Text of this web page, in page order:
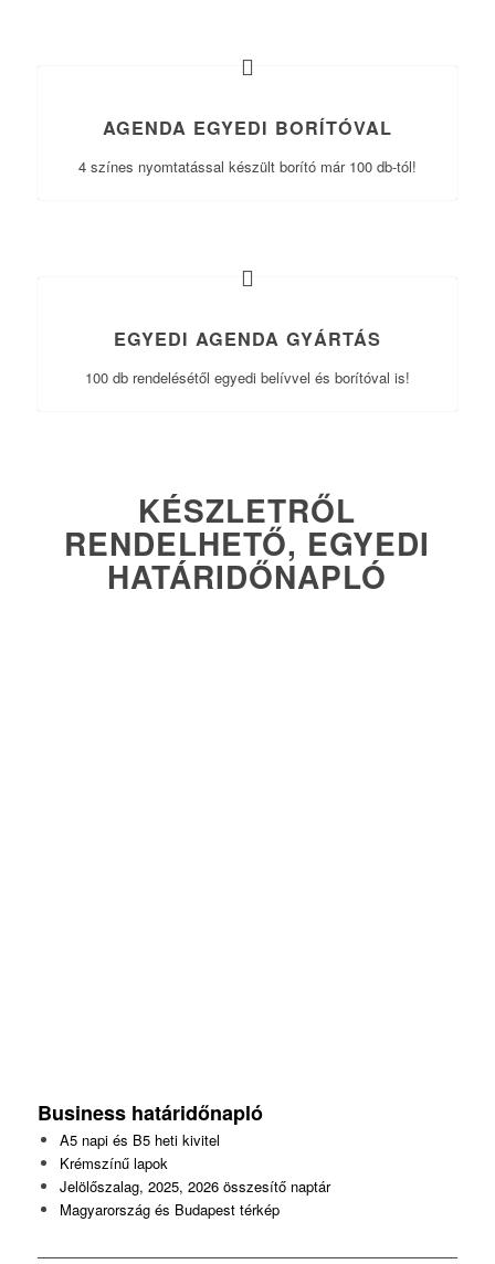
AGENDA EGYEDI BORÍTÓVAL
4 színes nyomtatással készült borító már 100 db-tól!
EGYEDI AGENDA GYÁRTÁS
100 db rendelésétől egyedi belívvel és borítóval is!
KÉSZLETRŐL
RENDELHETŐ, EGYEDI
HATÁRIDŐNAPLÓ
Business határidőnapló
A5 napi és B5 heti kivitel
Krémszínű lapok
Jelölőszalag, 2025, 2026 összesítő naptár
Magyarország és Budapest térkép